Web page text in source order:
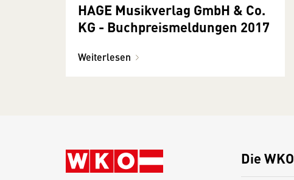
HAGE Musikverlag GmbH & Co.
KG - Buchpreismeldungen 2017
Weiterlesen
Die WKO